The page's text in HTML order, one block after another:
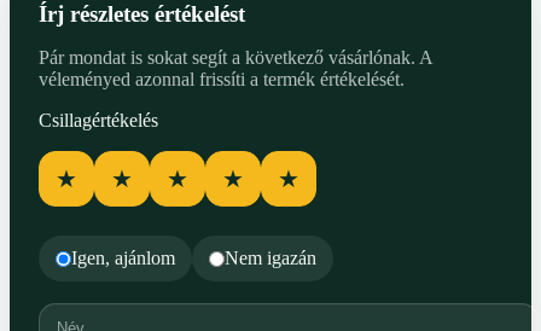
Írj részletes értékelést
Pár mondat is sokat segít a következő vásárlónak. A
véleményed azonnal frissíti a termék értékelését.
Csillagértékelés
★ ★ ★ ★ ★
Igen, ajánlom Nem igazán